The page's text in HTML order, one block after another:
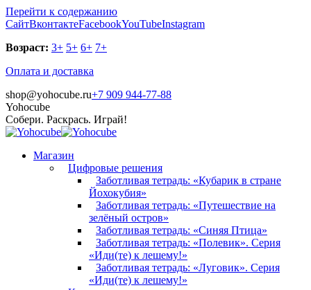
Перейти к содержанию
СайтВконтактеFacebookYouTubeInstagram
Возраст: 3+ 5+ 6+ 7+
Оплата и доставка
shop@yohocube.ru+7 909 944-77-88
Yohocube
Собери. Раскрась. Играй!
Магазин
Цифровые решения
Заботливая тетрадь: «Кубарик в стране
Йохокубия»
Заботливая тетрадь: «Путешествие на
зелёный остров»
Заботливая тетрадь: «Синяя Птица»
Заботливая тетрадь: «Полевик». Серия
«Иди(те) к лешему!»
Заботливая тетрадь: «Луговик». Серия
«Иди(те) к лешему!»